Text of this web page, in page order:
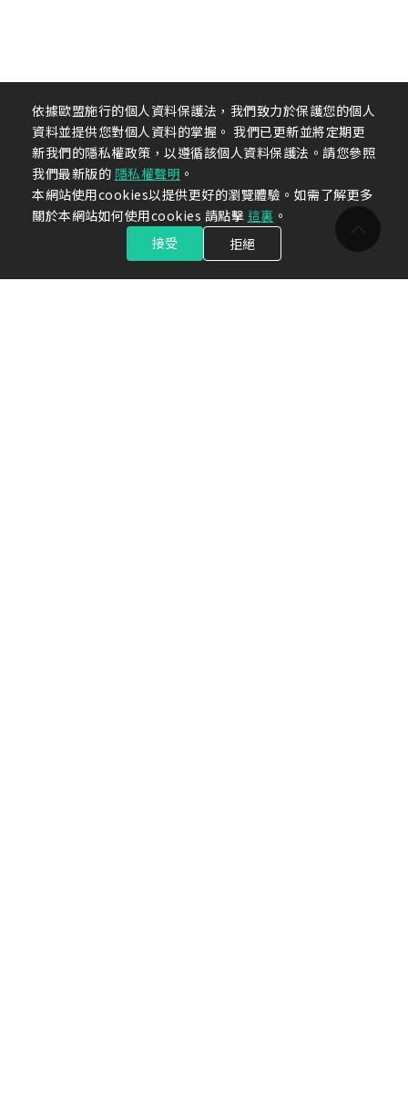
依據歐盟施行的個人資料保護法，我們致力於保護您的個人
資料並提供您對個人資料的掌握。 我們已更新並將定期更
新我們的隱私權政策，以遵循該個人資料保護法。請您參照
我們最新版的 隱私權聲明 。
本網站使用cookies以提供更好的瀏覽體驗。如需了解更多
關於本網站如何使用cookies 請點擊 這裏 。
接受
拒絕